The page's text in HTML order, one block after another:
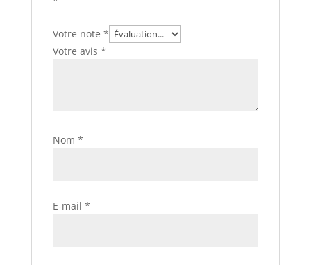
Votre note *
Votre avis *
Nom *
E-mail *